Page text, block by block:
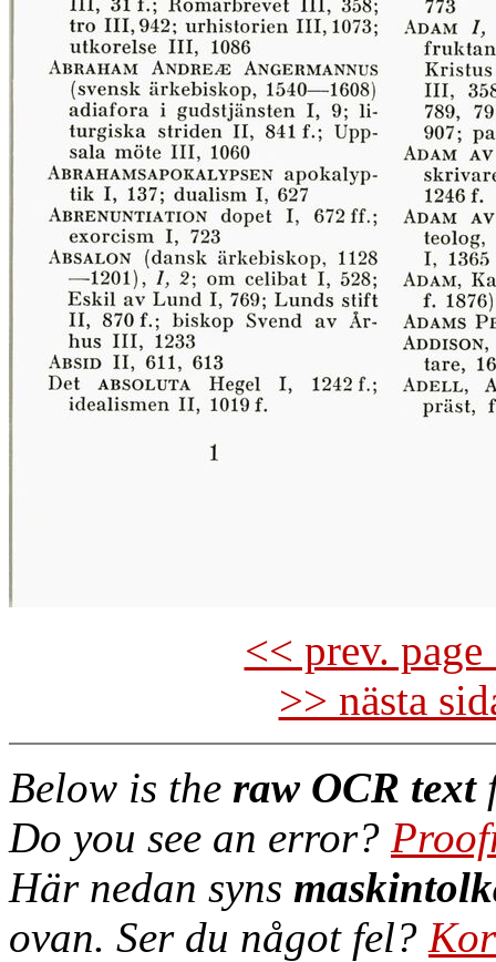
<< prev.
>> nästa
Below is the raw OCR text
Do you see an error?
Här nedan syns
ovan. Ser du något fel?